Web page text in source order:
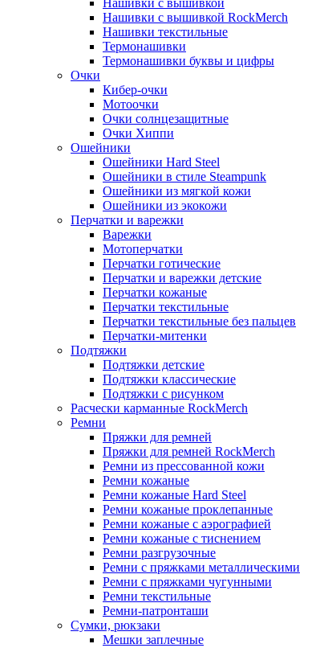
Нашивки с вышивкой
Нашивки с вышивкой RockMerch
Нашивки текстильные
Термонашивки
Термонашивки буквы и цифры
Очки
Кибер-очки
Мотоочки
Очки солнцезащитные
Очки Хиппи
Ошейники
Ошейники Hard Steel
Ошейники в стиле Steampunk
Ошейники из мягкой кожи
Ошейники из экокожи
Перчатки и варежки
Варежки
Мотоперчатки
Перчатки готические
Перчатки и варежки детские
Перчатки кожаные
Перчатки текстильные
Перчатки текстильные без пальцев
Перчатки-митенки
Подтяжки
Подтяжки детские
Подтяжки классические
Подтяжки с рисунком
Расчески карманные RockMerch
Ремни
Пряжки для ремней
Пряжки для ремней RockMerch
Ремни из прессованной кожи
Ремни кожаные
Ремни кожаные Hard Steel
Ремни кожаные проклепанные
Ремни кожаные с аэрографией
Ремни кожаные с тиснением
Ремни разгрузочные
Ремни с пряжками металлическими
Ремни с пряжками чугунными
Ремни текстильные
Ремни-патронташи
Сумки, рюкзаки
Мешки заплечные